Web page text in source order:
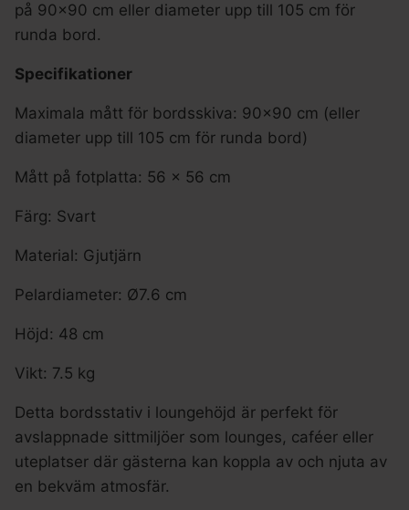
på 90×90 cm eller diameter upp till 105 cm för
runda bord.
Specifikationer
Maximala mått för bordsskiva: 90×90 cm (eller
diameter upp till 105 cm för runda bord)
Mått på fotplatta: 56 x 56 cm
Färg: Svart
Material: Gjutjärn
Pelardiameter: Ø7.6 cm
Höjd: 48 cm
Vikt: 7.5 kg
Detta bordsstativ i loungehöjd är perfekt för
avslappnade sittmiljöer som lounges, caféer eller
uteplatser där gästerna kan koppla av och njuta av
en bekväm atmosfär.